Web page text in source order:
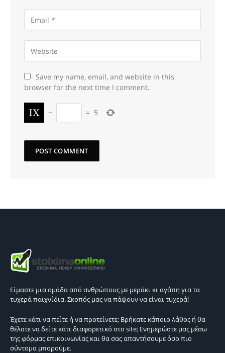
Save my name, email, and website in this
browser for the next time I comment.
− = 5
Είμαστε μια ομάδα από ανθρώπους με μεράκι κι αγάπη για τα
τυχερά παιχνίδια. Σκοπός μας να πάψουν να είναι τυχερά!
Έχετε κάτι να πείτε ή να προτείνετε; Βρήκατε κάποιο λάθος ή θα
θέλατε να δείτε κάτι διαφορετικό στο site; Ενημερώστε μας μέσω
της φόρμας επικοινωνίας και θα σας απαντήσουμε όσο πιο
σύντομα μπορούμε.